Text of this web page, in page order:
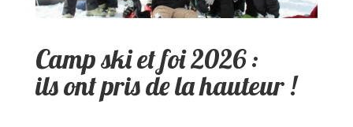
Camp ski et foi 2026 :
ils ont pris de la hauteur !